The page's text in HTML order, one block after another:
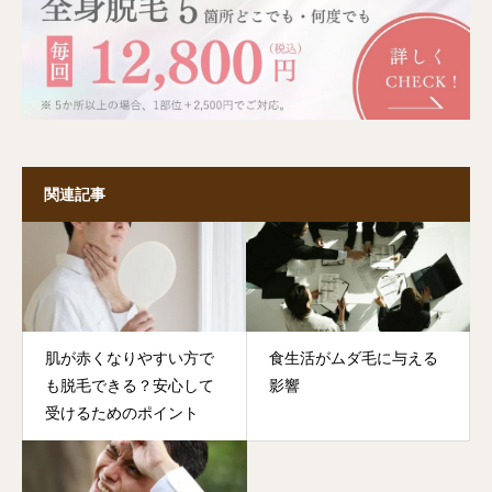
関連記事
肌が赤くなりやすい方で
も脱毛できる？安心して
受けるためのポイント
食生活がムダ毛に与える
影響